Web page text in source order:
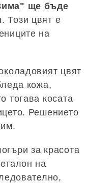
ще бъде
. Този цвят е
на
цвят
кожа,
тогава косата
Решението
за красота
на